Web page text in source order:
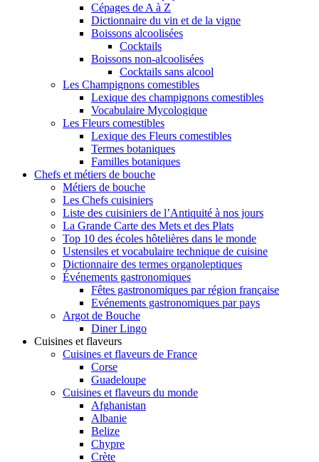
Cépages de A à Z
Dictionnaire du vin et de la vigne
Boissons alcoolisées
Cocktails
Boissons non-alcoolisées
Cocktails sans alcool
Les Champignons comestibles
Lexique des champignons comestibles
Vocabulaire Mycologique
Les Fleurs comestibles
Lexique des Fleurs comestibles
Termes botaniques
Familles botaniques
Chefs et métiers de bouche
Métiers de bouche
Les Chefs cuisiniers
Liste des cuisiniers de l’Antiquité à nos jours
La Grande Carte des Mets et des Plats
Top 10 des écoles hôtelières dans le monde
Ustensiles et vocabulaire technique de cuisine
Dictionnaire des termes organoleptiques
Événements gastronomiques
Fêtes gastronomiques par région française
Evénements gastronomiques par pays
Argot de Bouche
Diner Lingo
Cuisines et flaveurs
Cuisines et flaveurs de France
Corse
Guadeloupe
Cuisines et flaveurs du monde
Afghanistan
Albanie
Belize
Chypre
Crète